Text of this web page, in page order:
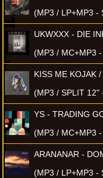
(MP3 / LP+MP3 -
UKWXXX - DIE
(MP3 / MC+MP3
KISS ME KOJAK
(MP3 / SPLIT 12"
YS - TRADING
(MP3 / MC+MP3
ARANANAR -
(MP3 / LP+MP3 -